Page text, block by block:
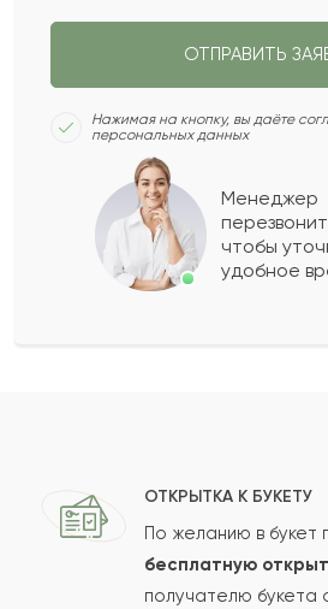
Майя
Показать еще
Ваш e-mail
ОТПРАВИТЬ
Нажимая на кнопку, вы даёте
персональных данных
Менеджер
чтобы
удобное
ОТКРЫТКА К БУКЕТУ
По желанию в букет
бесплатную
получателю букета